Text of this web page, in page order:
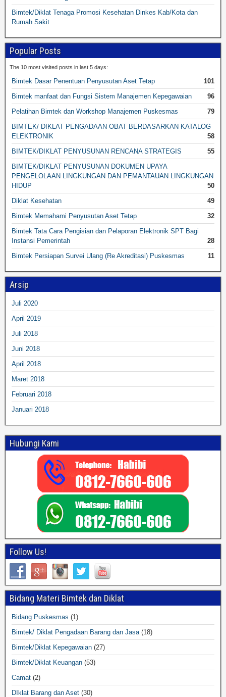
Bimtek/Diklat Tenaga Promosi Kesehatan Dinkes Kab/Kota dan
Rumah Sakit
Popular Posts
The 10 most visited posts in last 5 days:
Bimtek Dasar Penentuan Penyusutan Aset Tetap
101
Bimtek manfaat dan Fungsi Sistem Manajemen Kepegawaian
96
Pelatihan Bimtek dan Workshop Manajemen Puskesmas
79
BIMTEK/ DIKLAT PENGADAAN OBAT BERDASARKAN KATALOG
ELEKTRONIK
58
BIMTEK/DIKLAT PENYUSUNAN RENCANA STRATEGIS
55
BIMTEK/DIKLAT PENYUSUNAN DOKUMEN UPAYA
PENGELOLAAN LINGKUNGAN DAN PEMANTAUAN LINGKUNGAN
HIDUP
50
Diklat Kesehatan
49
Bimtek Memahami Penyusutan Aset Tetap
32
Bimtek Tata Cara Pengisian dan Pelaporan Elektronik SPT Bagi
Instansi Pemerintah
28
Bimtek Persiapan Survei Ulang (Re Akreditasi) Puskesmas
11
Arsip
Juli 2020
April 2019
Juli 2018
Juni 2018
April 2018
Maret 2018
Februari 2018
Januari 2018
Hubungi Kami
Follow Us!
Bidang Materi Bimtek dan Diklat
Bidang Puskesmas (1)
Bimtek/ Diklat Pengadaan Barang dan Jasa (18)
Bimtek/Diklat Kepegawaian (27)
Bimtek/Diklat Keuangan (53)
Camat (2)
DIklat Barang dan Aset (30)